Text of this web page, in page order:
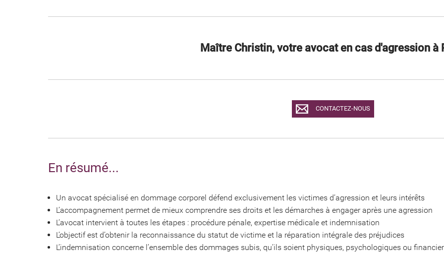
Maître Christin, votre avocat en cas d'agression à
CONTACTEZ-NOUS
En résumé...
Un avocat spécialisé en dommage corporel défend exclusivement les victimes d’agression et leurs intérêts
L’accompagnement permet de mieux comprendre ses droits et les démarches à engager après une agression
L’avocat intervient à toutes les étapes : procédure pénale, expertise médicale et indemnisation
L’objectif est d’obtenir la reconnaissance du statut de victime et la réparation intégrale des préjudices
L’indemnisation concerne l’ensemble des dommages subis, qu’ils soient physiques, psychologiques ou